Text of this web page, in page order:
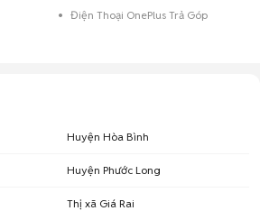
Điện Thoại OnePlus Trả Góp
Huyện Hòa Bình
Huyện Phước Long
Thị xã Giá Rai